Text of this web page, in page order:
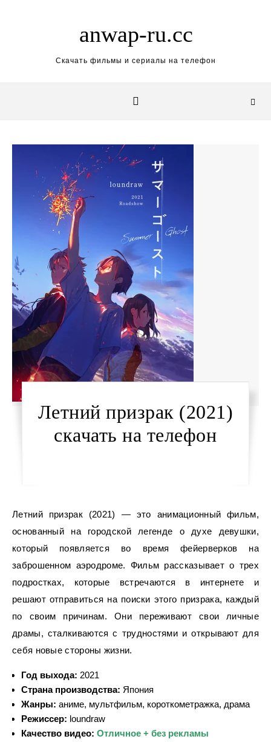
anwap-ru.cc
Скачать фильмы и сериалы на телефон
Летний призрак (2021)
скачать на телефон
Летний призрак (2021) — это анимационный фильм,
основанный на городской легенде о духе девушки,
который появляется во время фейерверков на
заброшенном аэродроме. Фильм рассказывает о трех
подростках, которые встречаются в интернете и
решают отправиться на поиски этого призрака, каждый
по своим причинам. Они переживают свои личные
драмы, сталкиваются с трудностями и открывают для
себя новые стороны жизни.
Год выхода: 2021
Страна производства: Япония
Жанры: аниме, мультфильм, короткометражка, драма
Режиссер: loundraw
Качество видео: Отличное + без рекламы